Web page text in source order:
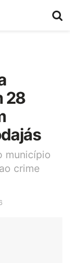
28
município
crime